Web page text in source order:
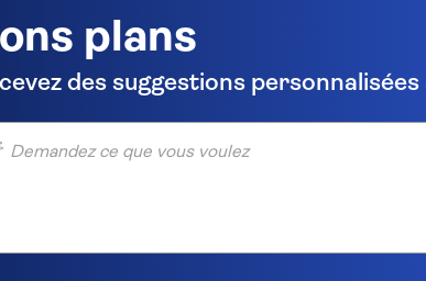
plans
des suggestions